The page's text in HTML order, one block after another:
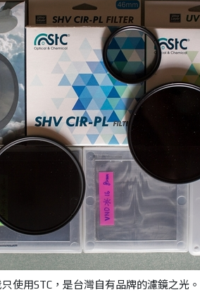
使用STC，是台灣自有品牌的濾鏡之光。